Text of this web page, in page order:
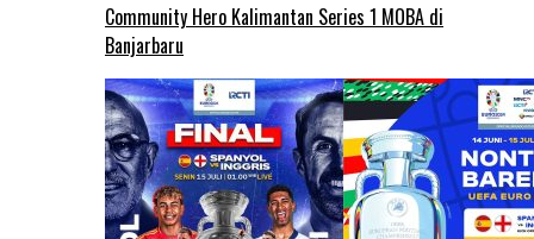
Community Hero Kalimantan Series 1 MOBA di
Banjarbaru